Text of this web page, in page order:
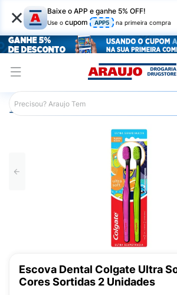
× Baixe o APP e ganhe 5% OFF!
Use o cupom APP5 na primeira compra
Araujo Higiene Pessoal
Escova Dental Colgate Ultra
Cores Sortidas 2 Unidades